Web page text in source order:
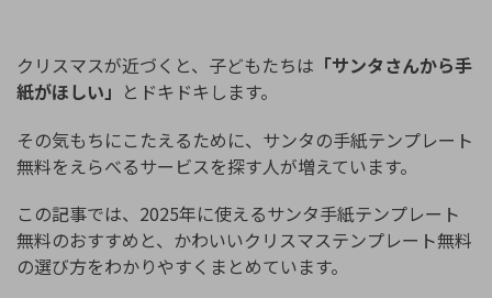
クリスマスが近づくと、子どもたちは 「サンタさんから手
紙がほしい」 とドキドキします。
その気もちにこたえるために、サンタの手紙テンプレート
無料をえらべるサービスを探す人が増えています。
この記事では、2025年に使えるサンタ手紙テンプレート
無料のおすすめと、かわいいクリスマステンプレート無料
の選び方をわかりやすくまとめています。